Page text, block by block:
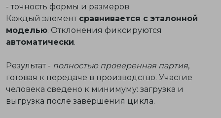
- точность формы и размеров
Каждый элемент сравнивается с эталонной
моделью. Отклонения фиксируются
автоматически.
Результат - полностью проверенная партия,
готовая к передаче в производство. Участие
человека сведено к минимуму: загрузка и
выгрузка после завершения цикла.